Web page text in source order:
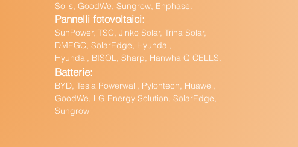
Solis, GoodWe, Sungrow, Enphase.
Pannelli fotovoltaici:
SunPower, TSC, Jinko Solar, Trina Solar,
DMEGC, SolarEdge, Hyundai,
Hyundai, BISOL, Sharp, Hanwha Q CELLS.
Batterie:
BYD, Tesla Powerwall, Pylontech, Huawei,
GoodWe, LG Energy Solution, SolarEdge,
Sungrow